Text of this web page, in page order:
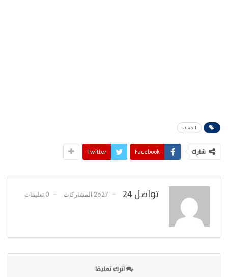
الذهب
شارك Facebook
Twitter
تواصل 24 2527 المشاركات 0 تعليقات
اترك تعليقا